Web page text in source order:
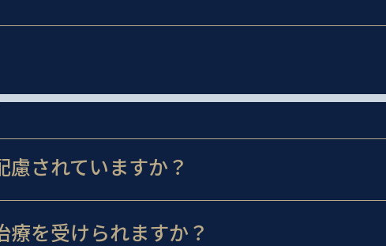
慮されていますか？
療を受けられますか？